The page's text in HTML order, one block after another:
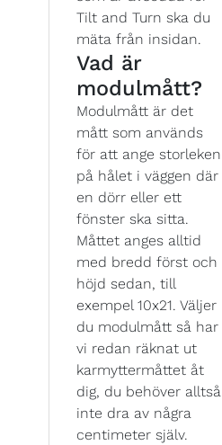
Tilt and Turn ska du
mäta från insidan.
Vad är
modulmått?
Modulmått är det
mått som används
för att ange storleken
på hålet i väggen där
en dörr eller ett
fönster ska sitta.
Måttet anges alltid
med bredd först och
höjd sedan, till
exempel 10x21. Väljer
du modulmått så har
vi redan räknat ut
karmyttermåttet åt
dig, du behöver alltså
inte dra av några
centimeter själv.